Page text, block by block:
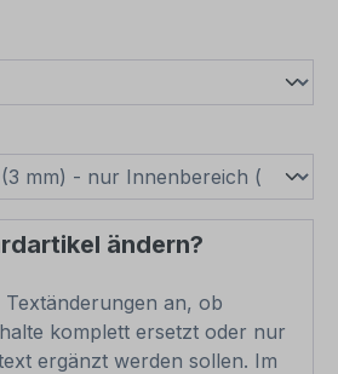
ändern?
Textänderungen an, ob
komplett ersetzt oder nur
ergänzt werden sollen. Im